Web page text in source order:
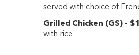
served with choice of
Grilled Chicken (GS) -
with rice